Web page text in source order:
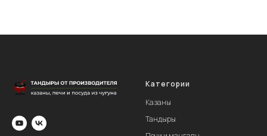
Категории
Казаны
Тандыры